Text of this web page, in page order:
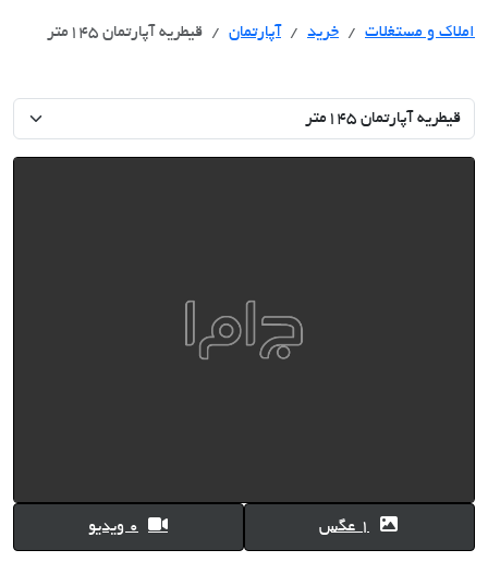
املاک و مستغلات خرید خرید
آپارتمان قیطریه آپارتمان 145متر
1 عگس 0 ویدیو